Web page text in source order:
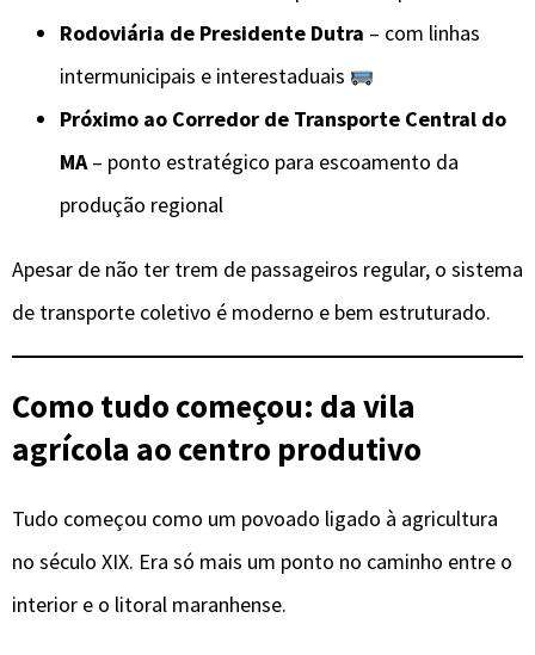
Rodoviária de Presidente Dutra – com linhas
intermunicipais e interestaduais
Próximo ao Corredor de Transporte Central do
MA– ponto estratégico para escoamento da
produção regional
Apesar de não ter trem de passageiros regular, o sistema
de transporte coletivo é moderno e bem estruturado.
Como tudo começou: da vila
agrícola ao centro produtivo
Tudo começou como um povoado ligado à agricultura
no século XIX. Era só mais um ponto no caminho entre o
interior e o litoral maranhense.